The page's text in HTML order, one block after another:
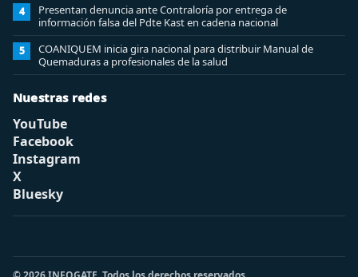
4
Presentan denuncia ante Contraloría por entrega de
información falsa del Pdte Kast en cadena nacional
5
COANIQUEM inicia gira nacional para distribuir Manual de
Quemaduras a profesionales de la salud
Nuestras redes
YouTube
Facebook
Instagram
X
Bluesky